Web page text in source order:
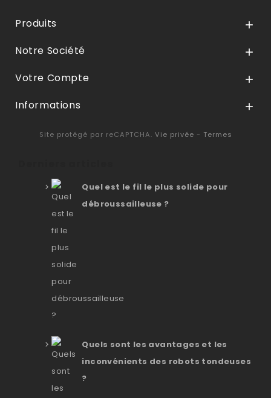
Produits 
Notre Société 
Votre Compte 
Informations 
Site protégé par reCAPTCHA. Vie privée - Termes
Quel est le fil le plus solide pour
débroussailleuse ?
Quels sont les avantages et les
inconvénients des robots tondeuses
?